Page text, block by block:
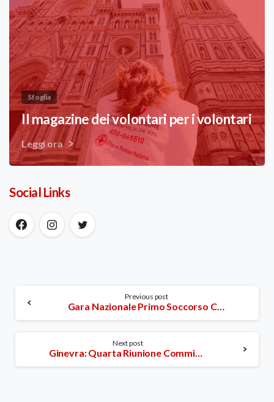
Sfoglia
Il magazine dei volontari per i volontari
Leggi ora
Social Links
Reading
Previous post
Gara Nazionale Primo Soccorso CRI: Mezzaluna Rossa Palestinese e Stella di David Rossa Israeliana insieme vincono un Trofeo
Next post
Ginevra: Quarta Riunione Commissione Permanente